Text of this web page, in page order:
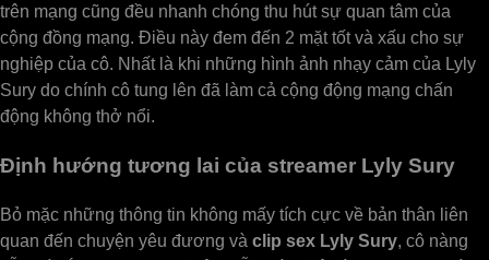
trên mạng cũng đều nhanh chóng thu hút sự quan tâm của
cộng đồng mạng. Điều này đem đến 2 mặt tốt và xấu cho sự
nghiệp của cô. Nhất là khi những hình ảnh nhạy cảm của Lyly
Sury do chính cô tung lên đã làm cả cộng động mạng chấn
động không thở nổi.
Định hướng tương lai của streamer Lyly Sury
Bỏ mặc những thông tin không mấy tích cực về bản thân liên
quan đến chuyện yêu đương và clip sex Lyly Sury, cô nàng